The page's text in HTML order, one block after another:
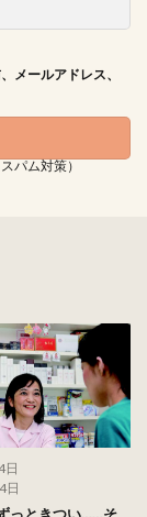
メールアドレス、
パム対策）
日
日